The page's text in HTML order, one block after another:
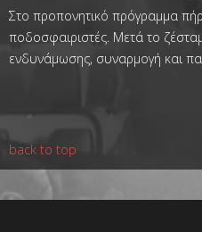
Στο προπονητικό πρόγραμμα
ποδοσφαιριστές. Μετά το
ενδυνάμωσης, συναρμογή και
back to top